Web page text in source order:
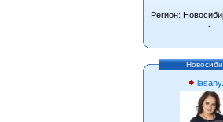
Регион:
-